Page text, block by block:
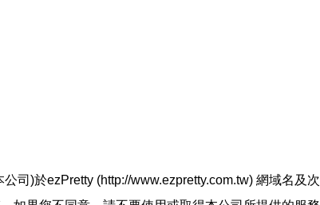
司)於ezPretty (http://www.ezpretty.com.tw) 網域名